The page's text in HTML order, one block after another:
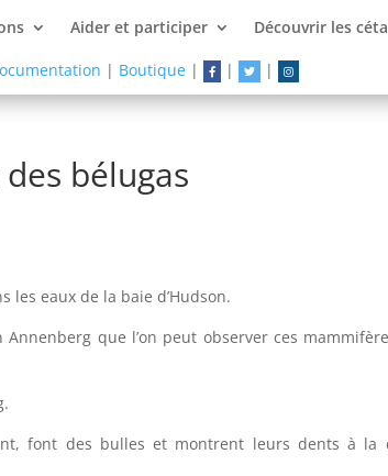
Aider et participer Découvrir les
| Boutique| | |
bélugas
eaux de la baie d’Hudson.
que l’on peut observer ces
font des bulles et montrent leurs dents à la